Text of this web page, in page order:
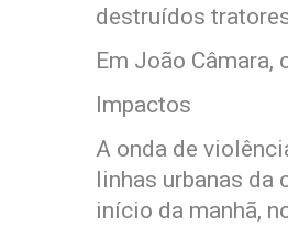
destruídos
Em João
Impactos
A onda de
linhas urbanas da
início da manhã,